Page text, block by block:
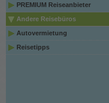
PREMIUM Reiseanbieter
Andere Reisebüros
Autovermietung
Reisetipps